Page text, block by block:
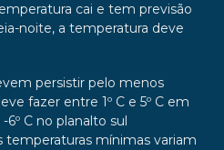
cai e tem previsão
noite, a temperatura deve
persistir pelo menos
fazer entre 1º C e 5º C em
C no planalto sul
temperaturas mínimas variam